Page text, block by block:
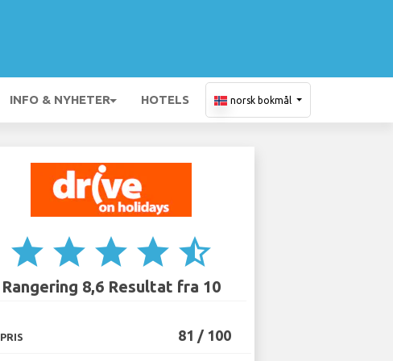
INFO & NYHETER HOTELS norsk bokmål
star star star star star_half
Rangering 8,6 Resultat fra 10
PRIS 81 / 100